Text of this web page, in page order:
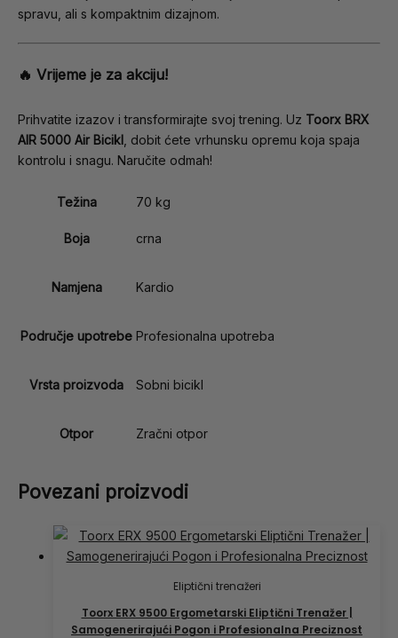
spravu, ali s kompaktnim dizajnom.
🔥 Vrijeme je za akciju!
Prihvatite izazov i transformirajte svoj trening. Uz Toorx BRX
AIR 5000 Air Bicikl , dobit ćete vrhunsku opremu koja spaja
kontrolu i snagu. Naručite odmah!
Težina 70 kg
Boja crna
Namjena Kardio
Područje upotrebe Profesionalna upotreba
Vrsta proizvoda Sobni bicikl
Otpor Zračni otpor
Povezani proizvodi
Eliptični trenažeri
Toorx ERX 9500 Ergometarski Eliptični Trenažer |
Samogenerirajući Pogon i Profesionalna Preciznost